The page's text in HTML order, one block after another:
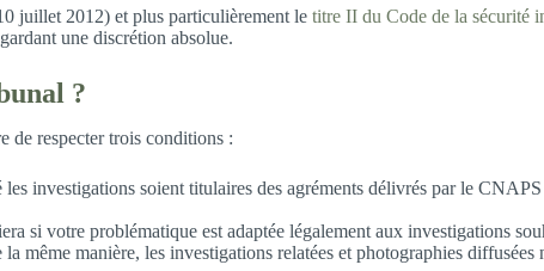
juillet 2012) et plus particulièrement le titre II du Code de la sécurité
une discrétion absolue.
?
de respecter trois conditions :
investigations soient titulaires des agréments délivrés par le
si votre problématique est adaptée légalement aux investigations
manière, les investigations relatées et photographies diffusées